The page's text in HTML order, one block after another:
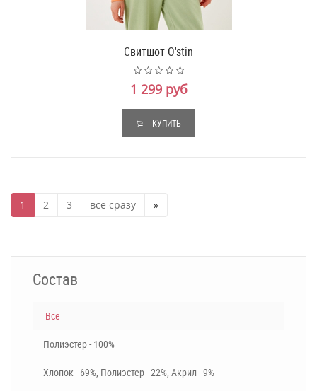
Свитшот O'stin
1 299 руб
КУПИТЬ
1 2 3 все сразу »
Состав
Все
Полиэстер - 100%
Хлопок - 69%, Полиэстер - 22%, Акрил - 9%